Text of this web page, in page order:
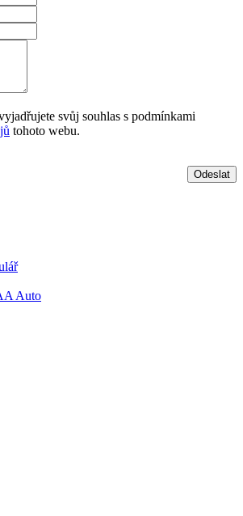
svůj souhlas s podmínkami
tohoto webu.
Odeslat
Auto